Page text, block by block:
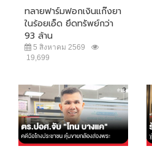
ทลายฟาร์มฟอกเงินแก๊งยา
ในร้อยเอ็ด ยึดทรัพย์กว่า
93 ล้าน
5 สิงหาคม 2569
19,699